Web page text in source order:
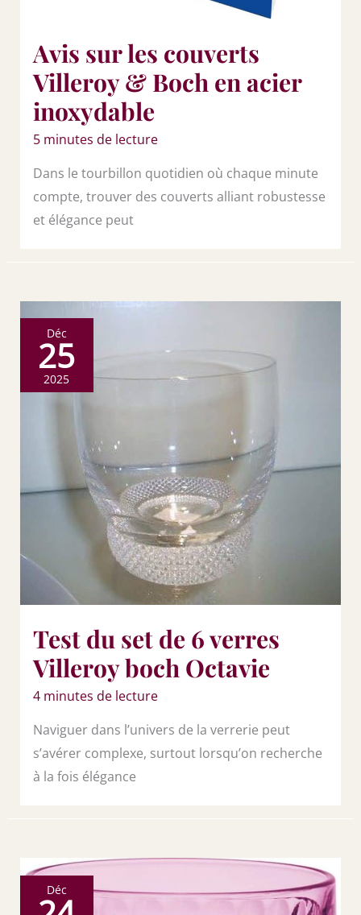
Avis sur les couverts
Villeroy & Boch en acier
inoxydable
5 minutes de lecture
Dans le tourbillon quotidien où chaque minute
compte, trouver des couverts alliant robustesse
et élégance peut
Déc
25
2025
Test du set de 6 verres
Villeroy boch Octavie
4 minutes de lecture
Naviguer dans l’univers de la verrerie peut
s’avérer complexe, surtout lorsqu’on recherche
à la fois élégance
Déc